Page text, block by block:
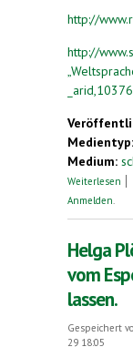
http://
http://
Medientyp:
Medium:
Weiterlesen
Anmelden
Helga
vom
lassen.
Gespeichert
29 18:05